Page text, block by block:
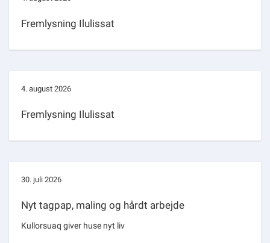
Fremlysning Ilulissat
4. august 2026
Fremlysning Ilulissat
30. juli 2026
Nyt tagpap, maling og hårdt arbejde
Kullorsuaq giver huse nyt liv